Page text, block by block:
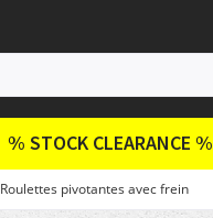
% STOCK CLEARANCE %
Roulettes pivotantes avec frein